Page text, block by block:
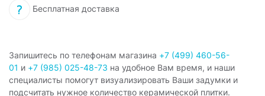
Бесплатная доставка
Запишитесь по телефонам магазина +7 (499) 460-56-
01 и +7 (985) 025-48-73 на удобное Вам время, и наши
специалисты помогут визуализировать Ваши задумки и
подсчитать нужное количество керамической плитки.